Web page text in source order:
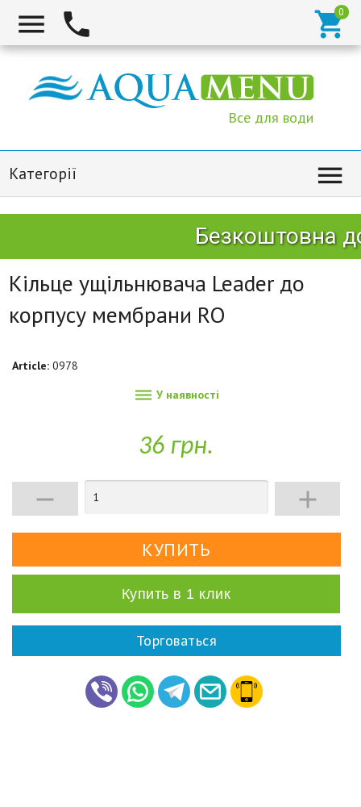
  
Все для води
Категорії 
Безкоштовна
Кільце ущільнювача Leader до
корпусу мембрани RO
Article: 0978
 У наявності
36 грн.
 
Купить в 1 клик
Торговаться